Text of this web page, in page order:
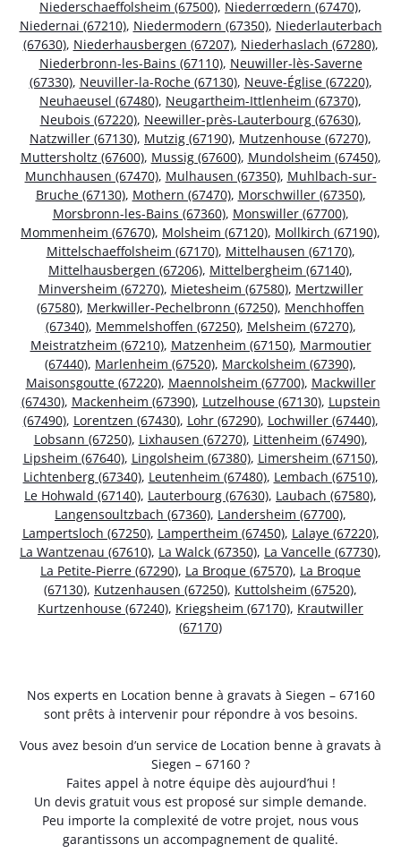
Niederschaeffolsheim (67500), Niederrœdern (67470),
Niedernai (67210), Niedermodern (67350), Niederlauterbach
(67630), Niederhausbergen (67207), Niederhaslach (67280),
Niederbronn-les-Bains (67110), Neuwiller-lès-Saverne
(67330), Neuviller-la-Roche (67130), Neuve-Église (67220),
Neuhaeusel (67480), Neugartheim-Ittlenheim (67370),
Neubois (67220), Neewiller-près-Lauterbourg (67630),
Natzwiller (67130), Mutzig (67190), Mutzenhouse (67270),
Muttersholtz (67600), Mussig (67600), Mundolsheim (67450),
Munchhausen (67470), Mulhausen (67350), Muhlbach-sur-
Bruche (67130), Mothern (67470), Morschwiller (67350),
Morsbronn-les-Bains (67360), Monswiller (67700),
Mommenheim (67670), Molsheim (67120), Mollkirch (67190),
Mittelschaeffolsheim (67170), Mittelhausen (67170),
Mittelhausbergen (67206), Mittelbergheim (67140),
Minversheim (67270), Mietesheim (67580), Mertzwiller
(67580), Merkwiller-Pechelbronn (67250), Menchhoffen
(67340), Memmelshoffen (67250), Melsheim (67270),
Meistratzheim (67210), Matzenheim (67150), Marmoutier
(67440), Marlenheim (67520), Marckolsheim (67390),
Maisonsgoutte (67220), Maennolsheim (67700), Mackwiller
(67430), Mackenheim (67390), Lutzelhouse (67130), Lupstein
(67490), Lorentzen (67430), Lohr (67290), Lochwiller (67440),
Lobsann (67250), Lixhausen (67270), Littenheim (67490),
Lipsheim (67640), Lingolsheim (67380), Limersheim (67150),
Lichtenberg (67340), Leutenheim (67480), Lembach (67510),
Le Hohwald (67140), Lauterbourg (67630), Laubach (67580),
Langensoultzbach (67360), Landersheim (67700),
Lampertsloch (67250), Lampertheim (67450), Lalaye (67220),
La Wantzenau (67610), La Walck (67350), La Vancelle (67730),
La Petite-Pierre (67290), La Broque (67570), La Broque
(67130), Kutzenhausen (67250), Kuttolsheim (67520),
Kurtzenhouse (67240), Kriegsheim (67170), Krautwiller
(67170)
Nos experts en Location benne à gravats à Siegen – 67160
sont prêts à intervenir pour répondre à vos besoins.
Vous avez besoin d’un service de Location benne à gravats à
Siegen – 67160 ?
Faites appel à notre équipe dès aujourd’hui !
Un devis gratuit vous est proposé sur simple demande.
Peu importe la complexité de votre projet, nous vous
garantissons un accompagnement de qualité.